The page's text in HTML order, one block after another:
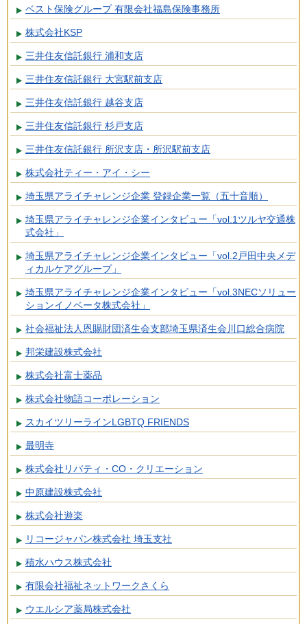
ベスト保険グループ 有限会社福島保険事務所
株式会社KSP
三井住友信託銀行 浦和支店
三井住友信託銀行 大宮駅前支店
三井住友信託銀行 越谷支店
三井住友信託銀行 杉戸支店
三井住友信託銀行 所沢支店・所沢駅前支店
株式会社ティー・アイ・シー
埼玉県アライチャレンジ企業 登録企業一覧（五十音順）
埼玉県アライチャレンジ企業インタビュー「vol.1ツルヤ交通株
式会社」
埼玉県アライチャレンジ企業インタビュー「vol.2戸田中央メデ
ィカルケアグループ」
埼玉県アライチャレンジ企業インタビュー「vol.3NECソリュー
ションイノベータ株式会社」
社会福祉法人恩賜財団済生会支部埼玉県済生会川口総合病院
邦栄建設株式会社
株式会社富士薬品
株式会社物語コーポレーション
スカイツリーラインLGBTQ FRIENDS
最明寺
株式会社リバティ・CO・クリエーション
中原建設株式会社
株式会社遊楽
リコージャパン株式会社 埼玉支社
積水ハウス株式会社
有限会社福祉ネットワークさくら
ウエルシア薬局株式会社